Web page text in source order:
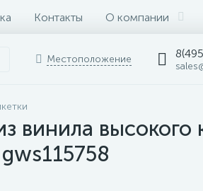
Контакты О компании
Местоположение
высокого